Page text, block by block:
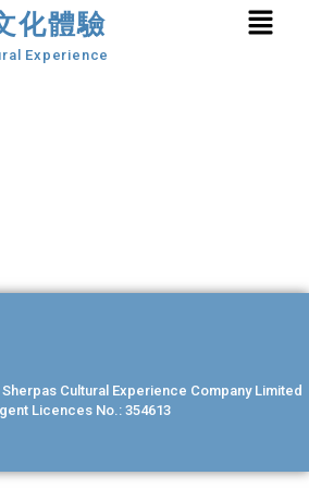
化體驗
Experience
Cultural Experience Company Limited
Licences No.: 354613